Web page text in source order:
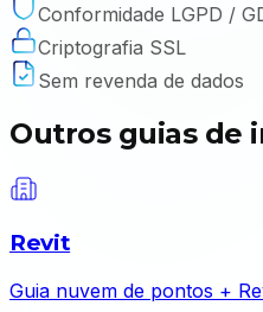
Conformidade LGPD /
Criptografia SSL
Sem revenda de dados
Outros guias de
Revit
Guia nuvem de pontos +